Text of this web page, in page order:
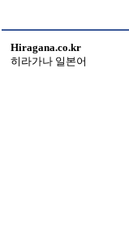
Hiragana.co.kr
히라가나 일본어